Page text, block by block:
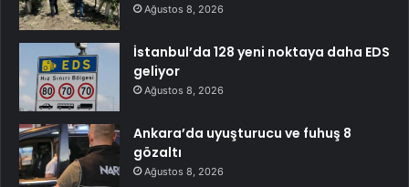
Ağustos 8, 2026
İstanbul’da 128 yeni noktaya daha EDS
geliyor
Ağustos 8, 2026
Ankara’da uyuşturucu ve fuhuş 8
gözaltı
Ağustos 8, 2026